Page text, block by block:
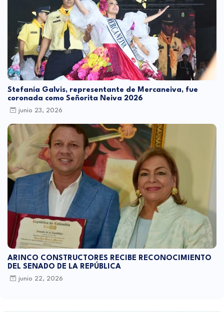
Stefanía Galvis, representante de Mercaneiva, fue
coronada como Señorita Neiva 2026
junio 23, 2026
ARINCO CONSTRUCTORES RECIBE RECONOCIMIENTO
DEL SENADO DE LA REPÚBLICA
junio 22, 2026